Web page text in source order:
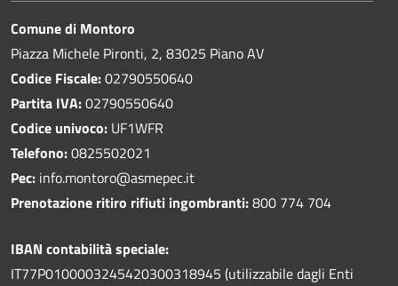
Comune di Montoro
Piazza Michele Pironti, 2, 83025 Piano AV
Codice Fiscale:02790550640
Partita IVA:02790550640
Codice univoco: UF1WFR
Telefono:0825502021
Pec: info.montoro@asmepec.it
Prenotazione ritiro rifiuti ingombranti:800 774 704
IBAN contabilità speciale:
IT77P0100003245420300318945 (utilizzabile dagli Enti